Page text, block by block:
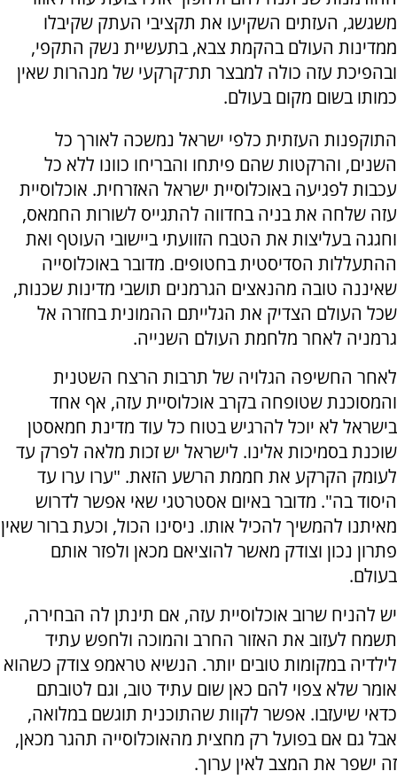
משגשג, העזתים השקיעו את תקציבי העתק שקיבלו
ממדינות העולם בהקמת צבא, בתעשיית נשק התקפי,
ובהפיכת עזה כולה למבצר תת־קרקעי של מנהרות שאין
כמותו בשום מקום בעולם.
התוקפנות העזתית כלפי ישראל נמשכה לאורך כל
השנים, והרקטות שהם פיתחו והבריחו כוונו ללא כל
עכבות לפגיעה באוכלוסיית ישראל האזרחית. אוכלוסיית
עזה שלחה את בניה בחדווה להתגייס לשורות החמאס,
וחגגה בעליצות את הטבח הזוועתי ביישובי העוטף ואת
ההתעללות הסדיסטית בחטופים. מדובר באוכלוסייה
שאיננה טובה מהנאצים הגרמנים תושבי מדינות שכנות,
שכל העולם הצדיק את הגלייתם ההמונית בחזרה אל
גרמניה לאחר מלחמת העולם השנייה.
לאחר החשיפה הגלויה של תרבות הרצח השטנית
והמסוכנת שטופחה בקרב אוכלוסיית עזה, אף אחד
בישראל לא יוכל להרגיש בטוח כל עוד מדינת חמאסטן
שוכנת בסמיכות אלינו. לישראל יש זכות מלאה לפרק עד
לעומק הקרקע את חממת הרשע הזאת. "ערו ערו עד
היסוד בה". מדובר באיום אסטרטגי שאי אפשר לדרוש
מאיתנו להמשיך להכיל אותו. ניסינו הכול, וכעת ברור שאין
פתרון נכון וצודק מאשר להוציאם מכאן ולפזר אותם
בעולם.
יש להניח שרוב אוכלוסיית עזה, אם תינתן לה הבחירה,
תשמח לעזוב את האזור החרב והמוכה ולחפש עתיד
לילדיה במקומות טובים יותר. הנשיא טראמפ צודק כשהוא
אומר שלא צפוי להם כאן שום עתיד טוב, וגם לטובתם
כדאי שיעזבו. אפשר לקוות שהתוכנית תוגשם במלואה,
אבל גם אם בפועל רק מחצית מהאוכלוסייה תהגר מכאן,
זה ישפר את המצב לאין ערוך.